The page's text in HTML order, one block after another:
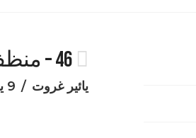
يائير غروت 9 يونيو 2022